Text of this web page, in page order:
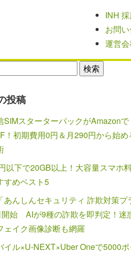
INH
お問
運営
投稿
SIMスターターパックがAmazonで
！初期費用0円＆月290円から始め
以下で20GB以上！大容量スマホ
すめベスト5
あんしんセキュリティ 詐欺対策プ
始 AIが9種の詐欺を即判定！迷
ェイク画像診断も網羅
イル×U-NEXT×Uber Oneで5000ポ